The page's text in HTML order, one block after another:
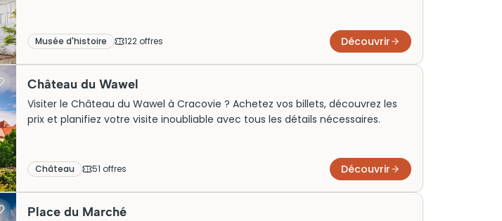
Musée d'histoire 122 offres Découvrir
Château du Wawel
Visiter le Château du Wawel à Cracovie ? Achetez vos billets, découvrez les
prix et planifiez votre visite inoubliable avec tous les détails nécessaires.
Château 51 offres Découvrir
Place du Marché